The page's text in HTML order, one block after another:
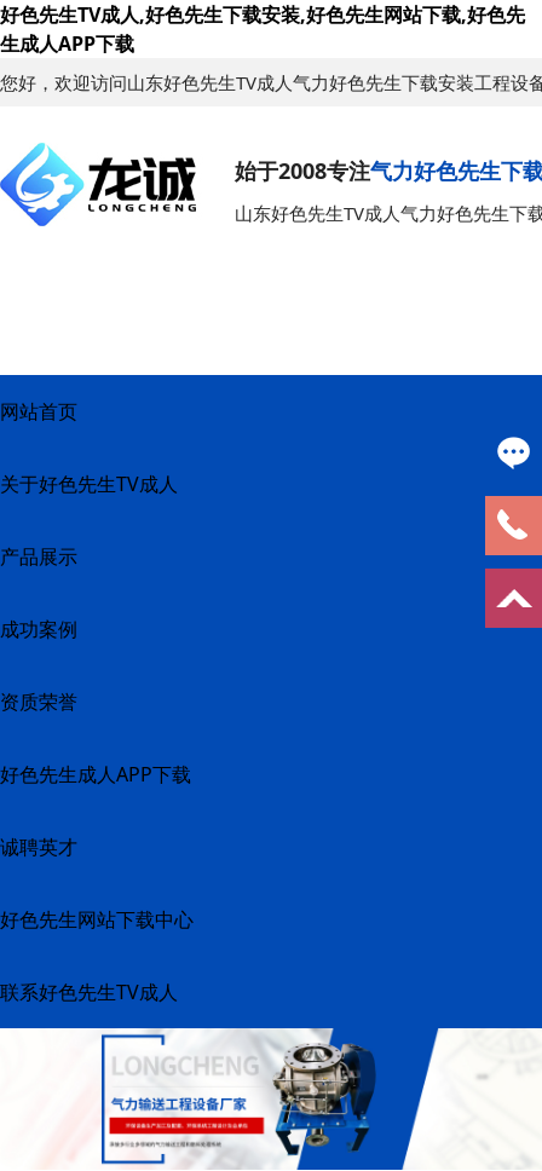
好色先生TV成人,好色先生下载安装,好色先生网站下载,好色先
生成人APP下载
您好，欢迎访问山东好色先生TV成人气力好色先生下载安装工程设
始于2008专注气力好色先生下
山东好色先生TV成人气力好色先生下
网站首页
关于好色先生TV成人
产品展示
成功案例
资质荣誉
好色先生成人APP下载
诚聘英才
好色先生网站下载中心
联系好色先生TV成人